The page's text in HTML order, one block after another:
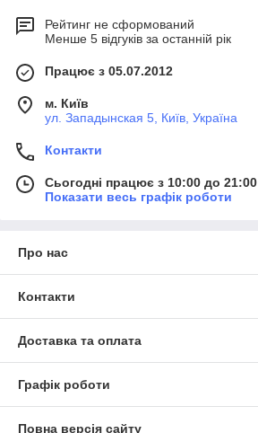
Рейтинг не сформований
Менше 5 відгуків за останній рік
Працює з 05.07.2012
м. Київ
ул. Западынская 5, Київ, Україна
Контакти
Сьогодні працює з 10:00 до 21:00
Показати весь графік роботи
Про нас
Контакти
Доставка та оплата
Графік роботи
Повна версія сайту